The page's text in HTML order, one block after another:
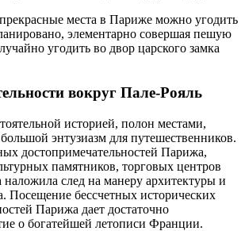
места в Париже можно угодить
элементарно совершая пешую
угодить во двор царского замка
вокруг Пале-Рояль
историей, полон местами,
энтузиазм для путешественников.
достопримечательностей Парижа,
памятников, торговых центров
след на манеру архитектуры и
Посещение бессчетных исторических
Парижа дает достаточно
о богатейшей летописи Франции.